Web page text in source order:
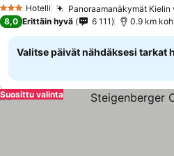
3 Tähtiluokitus
Hotelli Panoraamanäkymät Kielin
8,0 Erittäin hyvä 6 111 0.9 km
Valitse päivät nähdäksesi tarkat
Suosittu valinta